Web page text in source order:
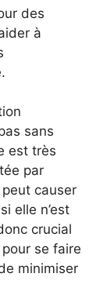
des
à
sans
est très
par
causer
elle n’est
crucial
se faire
minimiser